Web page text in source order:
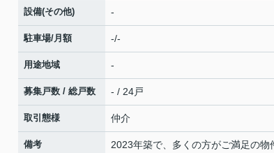
設備(その他) -
駐車場/月額 -/-
用途地域 -
募集戸数 / 総戸数 - / 24戸
取引態様 仲介
備考
2023年築で、多くの方がご満足の物